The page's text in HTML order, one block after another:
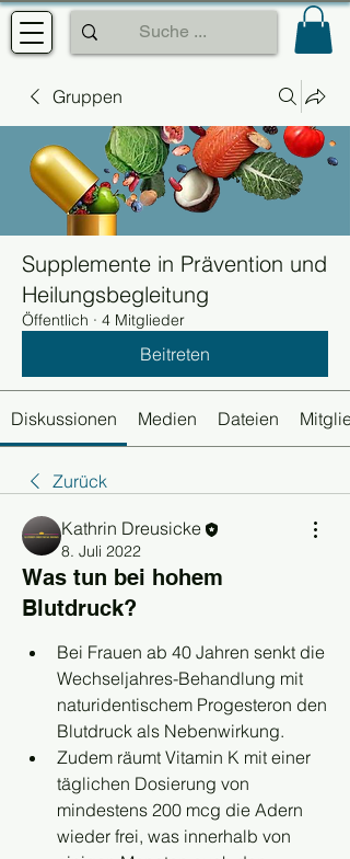
Gruppen
Supplemente in Prävention und
Heilungsbegleitung
Öffentlich · 4 Mitglieder
Beitreten
Diskussionen Medien Dateien
Zurück
Kathrin Dreusicke
8. Juli 2022
Was tun bei hohem
Blutdruck?
Bei Frauen ab 40 Jahren senkt die
Wechseljahres-Behandlung mit
naturidentischem Progesteron den
Blutdruck als Nebenwirkung.
Zudem räumt Vitamin K mit einer
täglichen Dosierung von
mindestens 200 mcg die Adern
wieder frei, was innerhalb von